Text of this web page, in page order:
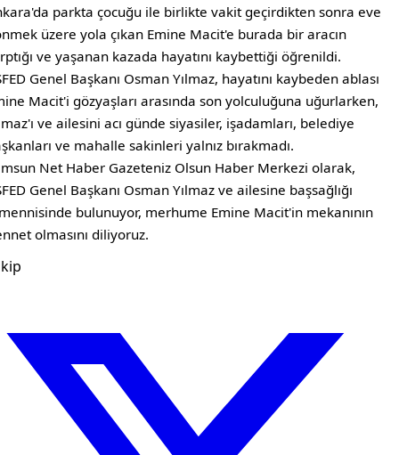
parkta çocuğu ile birlikte vakit geçirdikten sonra eve
üzere yola çıkan Emine Macit'e burada bir aracın
ve yaşanan kazada hayatını kaybettiği öğrenildi.
Genel Başkanı Osman Yılmaz, hayatını kaybeden ablası
Macit'i gözyaşları arasında son yolculuğuna uğurlarken,
ve ailesini acı günde siyasiler, işadamları, belediye
ve mahalle sakinleri yalnız bırakmadı.
Net Haber Gazeteniz Olsun Haber Merkezi olarak,
Genel Başkanı Osman Yılmaz ve ailesine başsağlığı
bulunuyor, merhume Emine Macit'in mekanının
olmasını diliyoruz.